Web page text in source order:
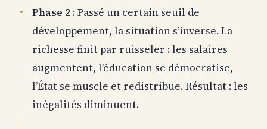
Phase 2 : Passé un certain seuil de
développement, la situation s’inverse. La
richesse finit par ruisseler : les salaires
augmentent, l’éducation se démocratise,
l’État se muscle et redistribue. Résultat : les
inégalités diminuent.